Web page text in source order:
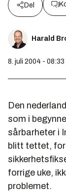
Del
Harald
8. juli 2004 - 08:33
Den
som i
sårbarheter i
blitt tettet,
forrige uke,
problemet.